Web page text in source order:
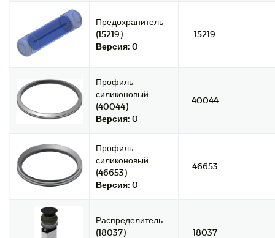
Предохранитель
(15219)
Версия: 0
15219
Профиль
силиконовый
(40044)
Версия: 0
40044
Профиль
силиконовый
(46653)
Версия: 0
46653
Распределитель
(18037)
18037